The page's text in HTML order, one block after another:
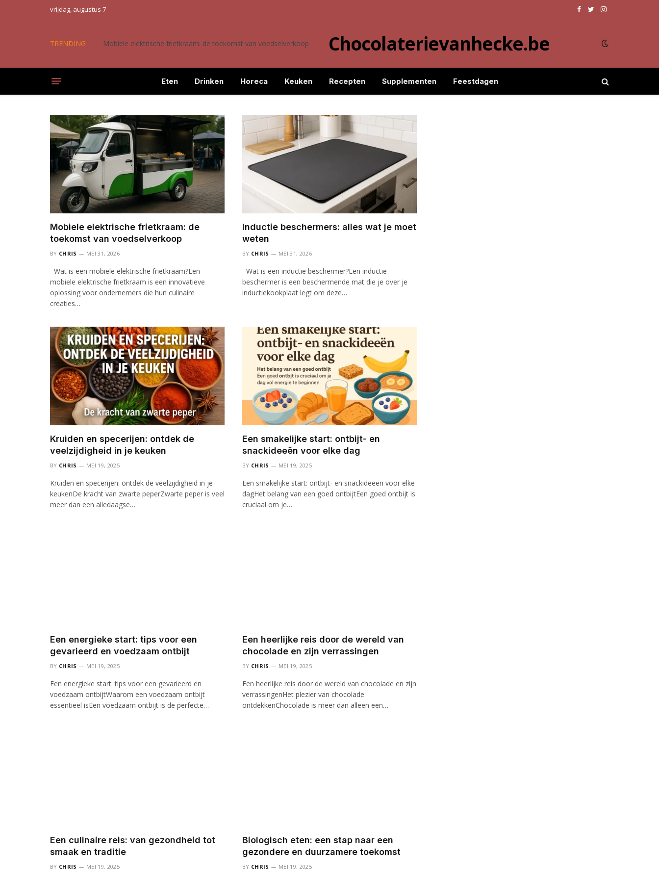
vrijdag, augustus 7 Facebook
TwitterInstagram
TRENDING Mobiele elektrische frietkraam: de toekomst van voedselverkoop Chocolaterievanhecke.be
Eten Drinken Horeca Keuken Recepten Supplementen Feestdagen
Mobiele elektrische frietkraam: de
toekomst van voedselverkoop
BY CHRIS MEI 31, 2026
Wat is een mobiele elektrische frietkraam?Een
mobiele elektrische frietkraam is een innovatieve
oplossing voor ondernemers die hun culinaire
creaties…
Inductie beschermers: alles wat je moet
weten
BY CHRIS MEI 31, 2026
Wat is een inductie beschermer?Een inductie
beschermer is een beschermende mat die je over je
inductiekookplaat legt om deze…
Kruiden en specerijen: ontdek de
veelzijdigheid in je keuken
BY CHRIS MEI 19, 2025
Kruiden en specerijen: ontdek de veelzijdigheid in je
keukenDe kracht van zwarte peperZwarte peper is veel
meer dan een alledaagse…
Een smakelijke start: ontbijt- en
snackideeën voor elke dag
BY CHRIS MEI 19, 2025
Een smakelijke start: ontbijt- en snackideeën voor elke
dagHet belang van een goed ontbijtEen goed ontbijt is
cruciaal om je…
Een energieke start: tips voor een
gevarieerd en voedzaam ontbijt
BY CHRIS MEI 19, 2025
Een energieke start: tips voor een gevarieerd en
voedzaam ontbijtWaarom een voedzaam ontbijt
essentieel isEen voedzaam ontbijt is de perfecte…
Een heerlijke reis door de wereld van
chocolade en zijn verrassingen
BY CHRIS MEI 19, 2025
Een heerlijke reis door de wereld van chocolade en zijn
verrassingenHet plezier van chocolade
ontdekkenChocolade is meer dan alleen een…
Een culinaire reis: van gezondheid tot
smaak en traditie
BY CHRIS MEI 19, 2025
Biologisch eten: een stap naar een
gezondere en duurzamere toekomst
BY CHRIS MEI 19, 2025